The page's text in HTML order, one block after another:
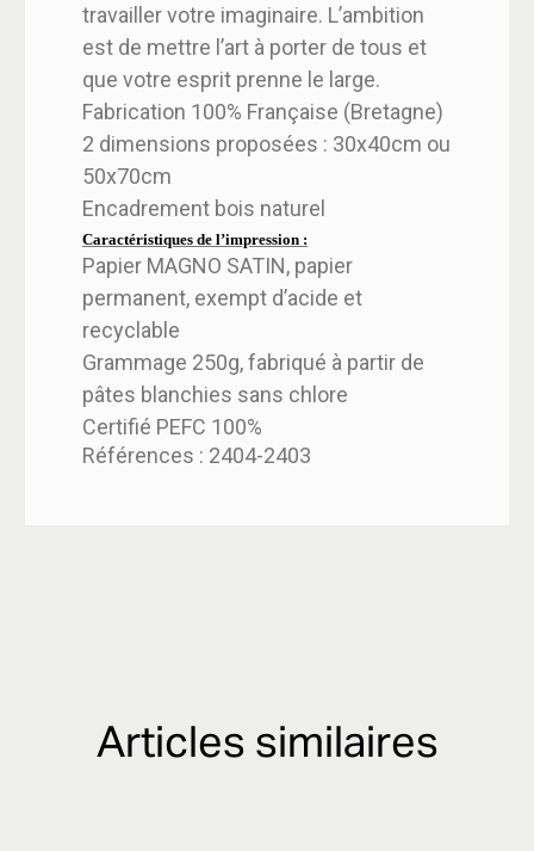
travailler votre imaginaire. L’ambition
est de mettre l’art à porter de tous et
que votre esprit prenne le large.
Fabrication 100% Française (Bretagne)
2 dimensions proposées : 30x40cm ou
50x70cm
Encadrement bois naturel
Caractéristiques de l’impression :
Papier MAGNO SATIN, papier
permanent, exempt d’acide et
recyclable
Grammage 250g, fabriqué à partir de
pâtes blanchies sans chlore
Certifié PEFC 100%
Références : 2404-2403
Articles similaires